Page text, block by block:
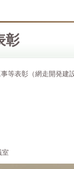
彰
等表彰（網走開発建